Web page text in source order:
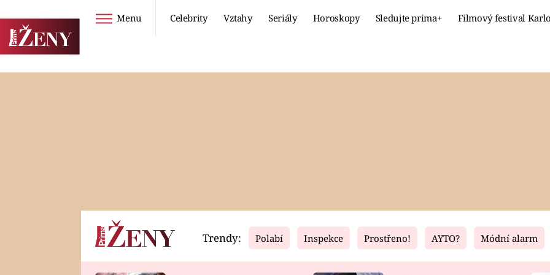
Menu Celebrity Vztahy Seriály Horoskopy Sledujte prima+ Filmový festival
Horoskopy Video Fresh Living
Trendy: Polabí Inspekce Prostřeno! AYTO? Módní alarm